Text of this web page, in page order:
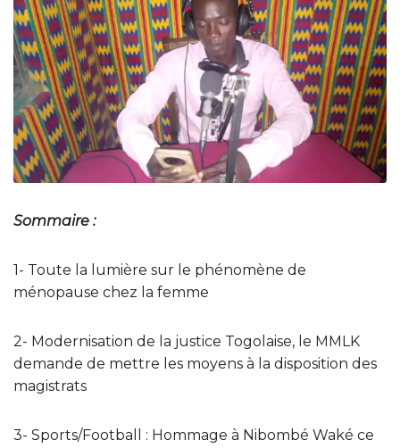
Sommaire :
1- Toute la lumière sur le phénomène de
ménopause chez la femme
2- Modernisation de la justice Togolaise, le MMLK
demande de mettre les moyens à la disposition des
magistrats
3- Sports/Football : Hommage à Nibombé Waké ce